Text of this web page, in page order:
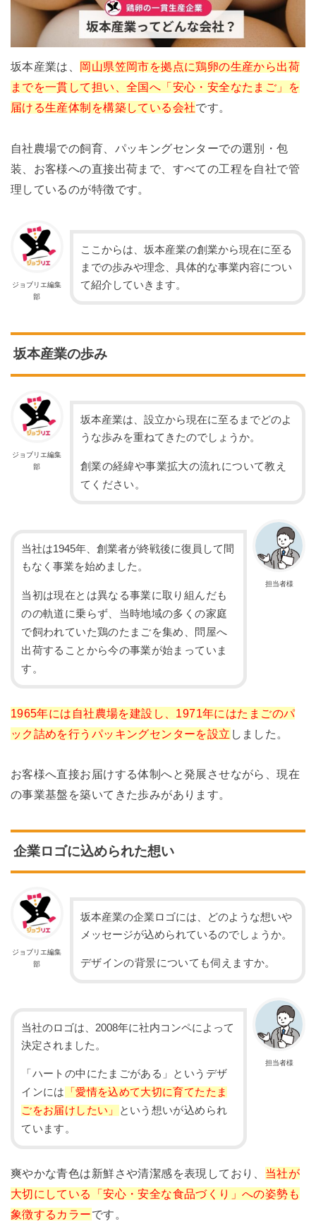
坂本産業は、 岡山県笠岡市を拠点に鶏卵の生産から出荷
までを一貫して担い、全国へ「安心・安全なたまご」を
届ける生産体制を構築している会社です。
自社農場での飼育、パッキングセンターでの選別・包
装、お客様への直接出荷まで、すべての工程を自社で管
理しているのが特徴です。
ジョブリエ編集
部
ここからは、坂本産業の創業から現在に至る
までの歩みや理念、具体的な事業内容につい
て紹介していきます。
坂本産業の歩み
ジョブリエ編集
部
坂本産業は、設立から現在に至るまでどのよ
うな歩みを重ねてきたのでしょうか。
創業の経緯や事業拡大の流れについて教え
てください。
担当者様
当社は1945年、創業者が終戦後に復員して間
もなく事業を始めました。
当初は現在とは異なる事業に取り組んだも
のの軌道に乗らず、当時地域の多くの家庭
で飼われていた鶏のたまごを集め、問屋へ
出荷することから今の事業が始まっていま
す。
1965年には自社農場を建設し、1971年にはたまごのパ
ック詰めを行うパッキングセンターを設立 しました。
お客様へ直接お届けする体制へと発展させながら、現在
の事業基盤を築いてきた歩みがあります。
企業ロゴに込められた想い
ジョブリエ編集
部
坂本産業の企業ロゴには、どのような想いや
メッセージが込められているのでしょうか。
デザインの背景についても伺えますか。
担当者様
当社のロゴは、2008年に社内コンペによって
決定されました。
「ハートの中にたまごがある」というデザ
インには
「愛情を込めて大切に育てたたま
ごをお届けしたい」
という想いが込められ
ています。
爽やかな青色は新鮮さや清潔感を表現しており、 当社が
大切にしている「安心・安全な食品づくり」への姿勢も
象徴するカラーです。